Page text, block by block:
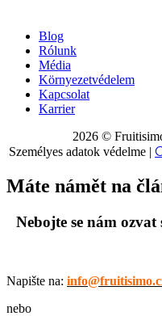
Blog
Rólunk
Média
Környezetvédelem
Kapcsolat
Karrier
2026 ©
Személyes adatok védelme |
Máte námět na
Nebojte se nám
Napište na:
nebo